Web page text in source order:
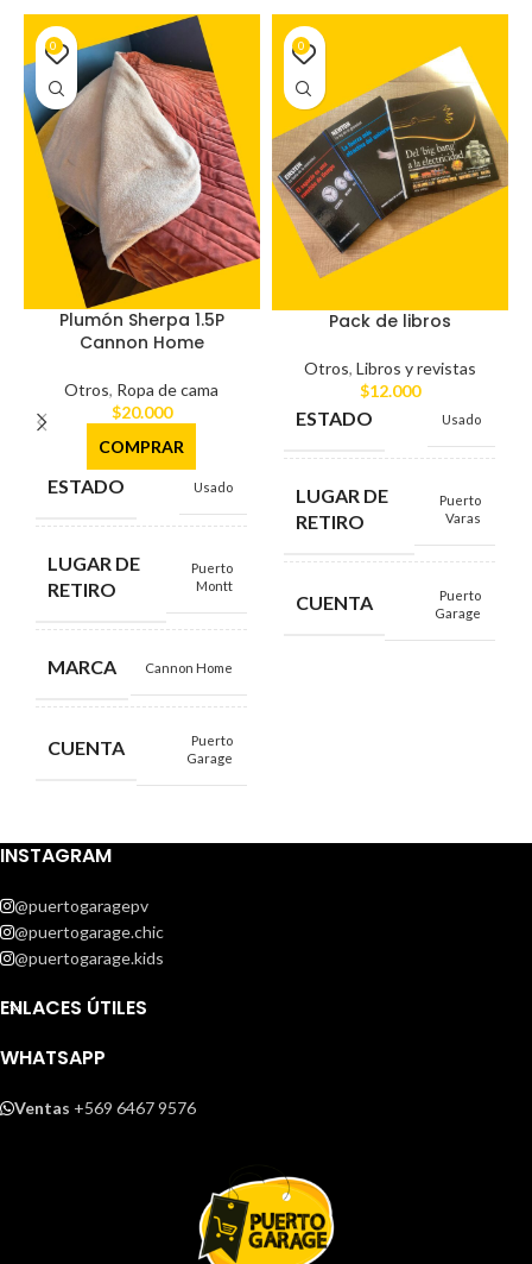
Plumón Sherpa 1.5P
Cannon Home
Otros, Ropa de cama
$20.000
COMPRAR
ESTADO Usado
LUGAR DE
RETIRO
Puerto
Montt
MARCA Cannon Home
CUENTA
Puerto
Garage
0
Pack de libros
Otros, Libros y revistas
$12.000
ESTADO Usado
LUGAR DE
RETIRO
Puerto
Varas
CUENTA
Puerto
Garage
0
INSTAGRAM
@puertogaragepv
@puertogarage.chic
@puertogarage.kids
ENLACES ÚTILES
WHATSAPP
Ventas +569 6467 9576